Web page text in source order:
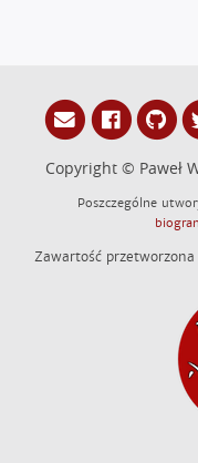
Copyright © Paweł
Poszczególne
Zawartość